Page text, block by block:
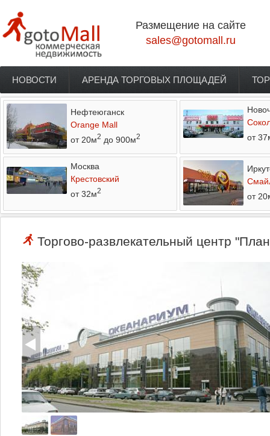
Размещение на сайте
sales@gotomall.ru
Главное меню
НОВОСТИ АРЕНДА ТОРГОВЫХ ПЛОЩАДЕЙ
Нефтеюганск
Orange Mall
от 20м2 до 900м2
от
Москва
Крестовский
от 32м2
от
Торгово-развлекательный центр